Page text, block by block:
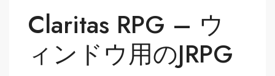
Claritas RPG – ウ
ィンドウ用のJRPG